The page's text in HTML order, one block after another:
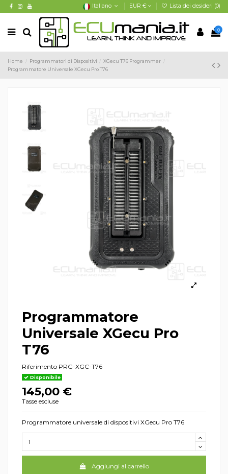
Italiano EUR € Lista dei desideri (0)
0
Home Programmatori di Dispositivi
XGecu T76 Programmer
Programmatore Universale XGecu Pro T76
Programmatore
Universale XGecu Pro
T76
Riferimento PRG-XGC-T76
Disponibile
145,00 €
Tasse escluse
Programmatore universale di dispositivi XGecu Pro T76
Aggiungi al carrello